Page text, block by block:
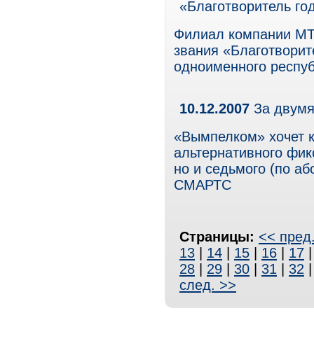
«Благотворитель
Филиал компании
звания
одноименного
10.12.2007 За
«Вымпелком» хочет
альтернативного
но и седьмого (по
СМАРТС
Страницы: <<
13
14 15 16 17
28
29 30 31 32
след. >>